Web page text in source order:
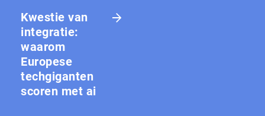
Kwestie van
integratie:
waarom
Europese
techgiganten
scoren met ai